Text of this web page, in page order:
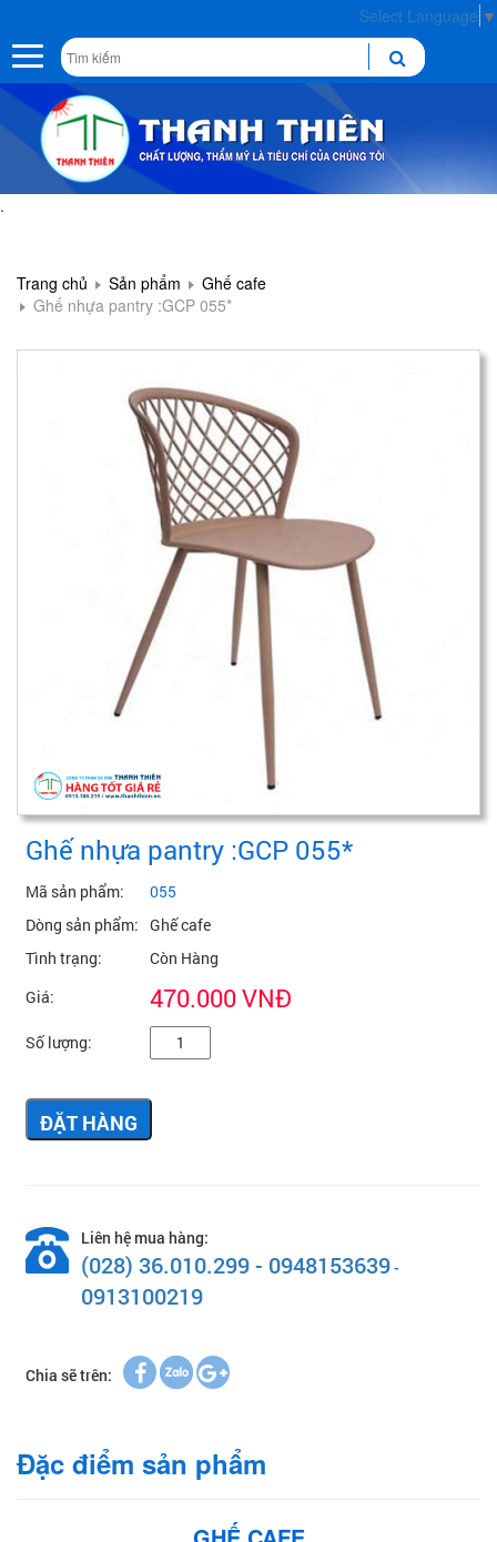
Select Language ▼
Toggle
navigation
.
Trang chủ Sản phẩm
Ghế cafe
Ghế nhựa pantry :GCP 055*
Ghế nhựa pantry :GCP 055*
Mã sản phẩm:
055
Dòng sản phẩm: Ghế cafe
Tình trạng:
Còn Hàng
Giá:
470.000 VNĐ
Số lượng:
ĐẶT HÀNG
Liên hệ mua hàng:
(028) 36.010.299 - 0948153639-
0913100219
Chia sẽ trên:
Đặc điểm sản phẩm